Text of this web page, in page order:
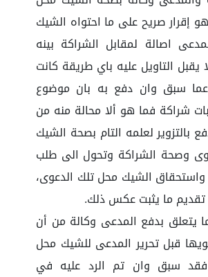
إقرار صريح على ما احتواه الشيك
اصالة لمقابل الشراكة بينه
يقبل التاويل عليه باي طريقة كانت
سبق وان دفع به بان موضوع
شراكة فما هو ألا محالة منه من
بالتزوير لعلمه التام بصحة الشيك
وصحة الشراكة وتحول الى طلب
واستحقاق الشيك محل تلك الدعوى،
ما يثبت عكس ذلك.
يتعلق بدفع المدعى وكالة من أن
قبل تحرير المدعى للشيك محل
سبق وان تم الرد عليه في